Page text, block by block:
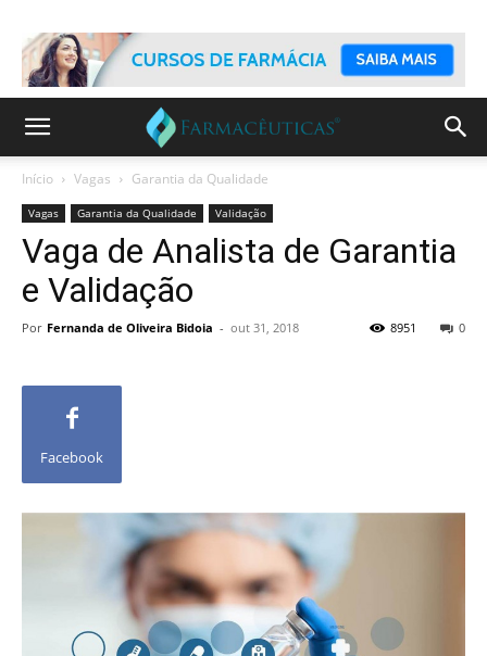
Início Vagas Garantia da Qualidade
Vagas Garantia da Qualidade Validação
Vaga de Analista de Garantia
e Validação
Por Fernanda de Oliveira Bidoia - out 31, 2018 0
8951
Facebook